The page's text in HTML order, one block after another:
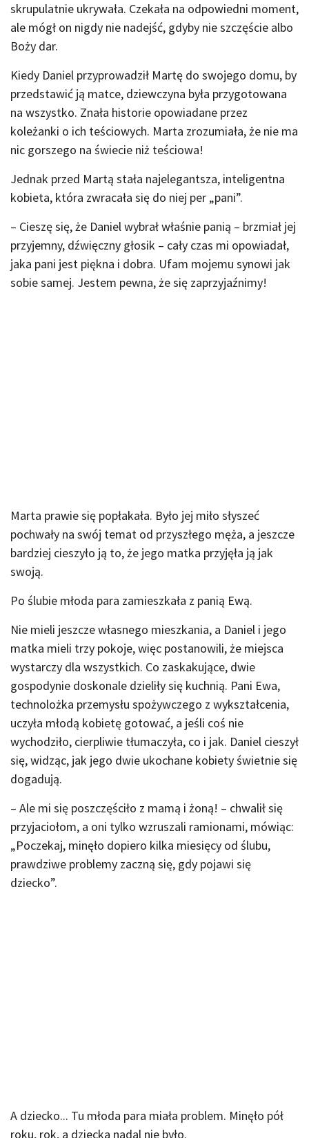
skrupulatnie ukrywała. Czekała na odpowiedni moment,
ale mógł on nigdy nie nadejść, gdyby nie szczęście albo
Boży dar.
Kiedy Daniel przyprowadził Martę do swojego domu, by
przedstawić ją matce, dziewczyna była przygotowana
na wszystko. Znała historie opowiadane przez
koleżanki o ich teściowych. Marta zrozumiała, że nie ma
nic gorszego na świecie niż teściowa!
Jednak przed Martą stała najelegantsza, inteligentna
kobieta, która zwracała się do niej per „pani”.
– Cieszę się, że Daniel wybrał właśnie panią – brzmiał jej
przyjemny, dźwięczny głosik – cały czas mi opowiadał,
jaka pani jest piękna i dobra. Ufam mojemu synowi jak
sobie samej. Jestem pewna, że się zaprzyjaźnimy!
Marta prawie się popłakała. Było jej miło słyszeć
pochwały na swój temat od przyszłego męża, a jeszcze
bardziej cieszyło ją to, że jego matka przyjęła ją jak
swoją.
Po ślubie młoda para zamieszkała z panią Ewą.
Nie mieli jeszcze własnego mieszkania, a Daniel i jego
matka mieli trzy pokoje, więc postanowili, że miejsca
wystarczy dla wszystkich. Co zaskakujące, dwie
gospodynie doskonale dzieliły się kuchnią. Pani Ewa,
technolożka przemysłu spożywczego z wykształcenia,
uczyła młodą kobietę gotować, a jeśli coś nie
wychodziło, cierpliwie tłumaczyła, co i jak. Daniel cieszył
się, widząc, jak jego dwie ukochane kobiety świetnie się
dogadują.
– Ale mi się poszczęściło z mamą i żoną! – chwalił się
przyjaciołom, a oni tylko wzruszali ramionami, mówiąc:
„Poczekaj, minęło dopiero kilka miesięcy od ślubu,
prawdziwe problemy zaczną się, gdy pojawi się
dziecko”.
A dziecko... Tu młoda para miała problem. Minęło pół
roku, rok, a dziecka nadal nie było.